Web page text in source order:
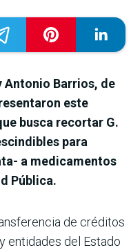
Antonio Barrios, de
este
busca recortar G.
para
a medicamentos
Pública.
de créditos
entidades del Estado